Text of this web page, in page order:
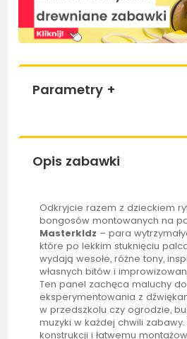
Parametry +
Opis zabawki
Odkryjcie razem z dzieckiem
bongosów montowanych na
Masterkidz – para
które po lekkim stuknięciu
wydają wesołe, różne tony,
własnych bitów i
Ten panel zachęca maluchy do
eksperymentowania z
w przedszkolu czy ogrodzie,
muzyki w każdej chwili
konstrukcji i łatwemu